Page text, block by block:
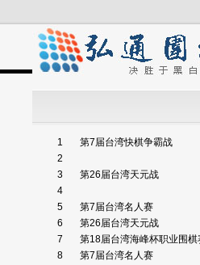
1 第7届台湾快棋争霸战
2
3
第26届台湾天元战
4
5
第7届台湾名人赛
6
第26届台湾天元战
7
第18届台湾海峰杯职业围棋
8
第7届台湾名人赛